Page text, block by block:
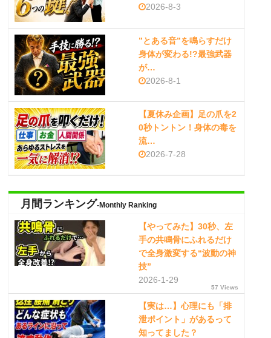
2026-8-3
”とある音”を鳴らすだけ
身体が変わる!?最強武器
が…
2026-8-1
【夏休み企画】足の爪を2
0秒トントン！身体の毒を
流…
2026-7-28
月間ランキング-Monthly Ranking
【やってみた】30秒、左
手の共鳴骨にふれるだけ
で全身激変する“波動の神
技”
2026-1-29
57 Views
【実は…】心理にも「排
泄ポイント」があるって
知ってました？